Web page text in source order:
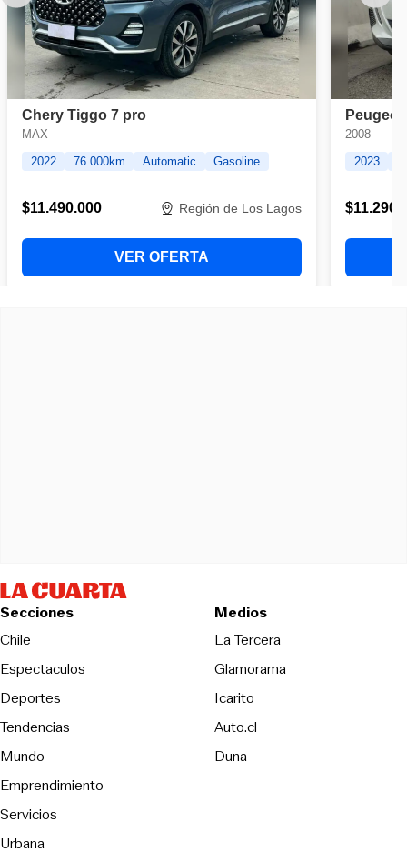
Secciones
Chile
Espectaculos
Deportes
Tendencias
Mundo
Emprendimiento
Servicios
Urbana
Medios
La TerceraOpens in new
Glamorama
Icarito
Auto.cl
DunaOpens in new window